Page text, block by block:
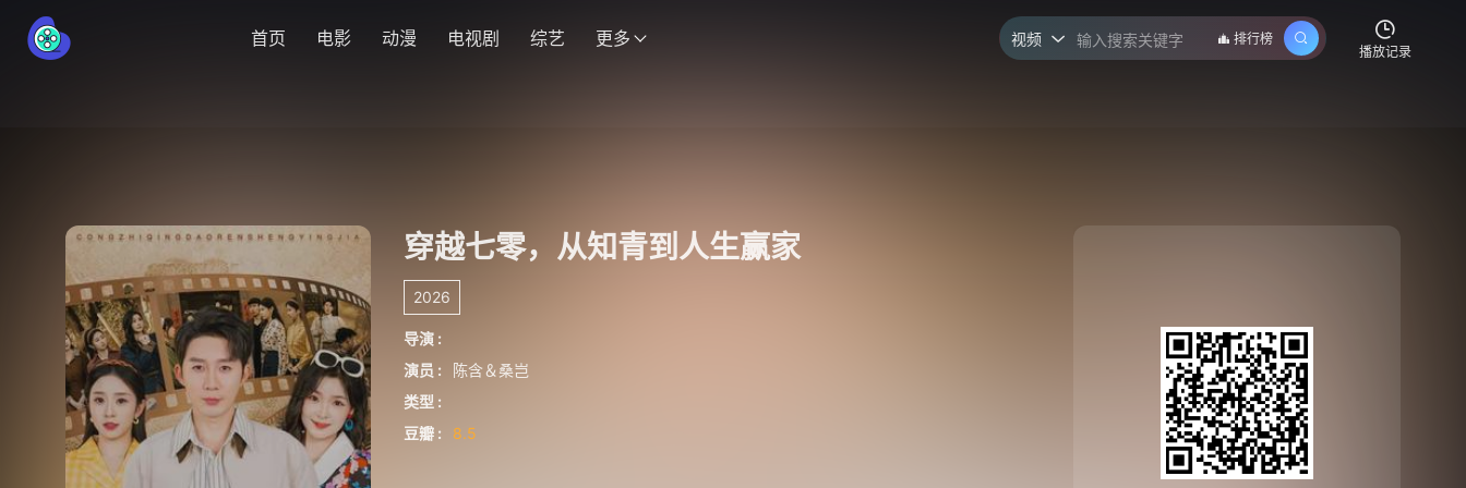
首页 电影 动漫 电视剧 综艺 更多 视频 
排行榜
播放记录
穿越七零，从知青到人生赢家
2026
导演 :
演员 :
陈含＆桑岂
类型 :
豆瓣 :
8.5